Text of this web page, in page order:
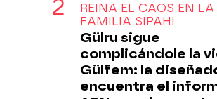
REINA EL CAOS EN LA
FAMILIA SIPAHI
Gülru sigue
complicándole la
Gülfem: la
encuentra el